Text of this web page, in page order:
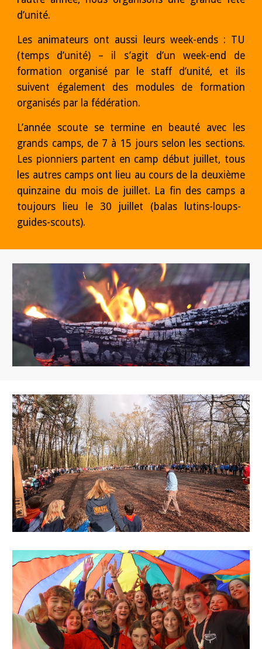
d’unité.
Les animateurs ont aussi leurs week-ends : TU
(temps d’unité) – il s’agit d’un week-end de
formation organisé par le staff d’unité, et ils
suivent également des modules de formation
organisés par la fédération.
L’année scoute se termine en beauté avec les
grands camps, de 7 à 15 jours selon les sections.
Les pionniers partent en camp début juillet, tous
les autres camps ont lieu au cours de la deuxième
quinzaine du mois de juillet. La fin des camps a
toujours lieu le 30 juillet (balas lutins-loups-
guides-scouts).